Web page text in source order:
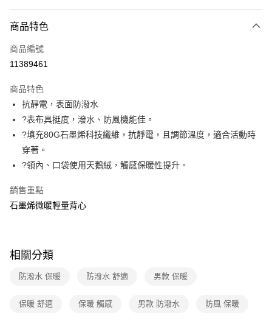
3 期 0 利率 每期
合作金庫商業銀行
上海商業儲蓄銀行
臺灣中小企業銀行
匯豐（台灣）商業銀行
聯邦商業銀行
遠東國際商業銀行
元大商業銀行
永豐商業銀行
玉山商業銀行
台灣樂天信用卡公司
合作金庫商業銀行
上海商業儲蓄銀行
國泰世華商業銀行
匯豐（台灣）商業銀行
聯邦商業銀行
遠東國際商業銀行
元大商業銀行
玉山商業銀行
星展（台灣）商業銀行
台灣樂天信用卡公司
LINE Pay
Apple Pay
悠遊付
Google Pay
全盈+PAY
相關說明
【大哥付你分期使用說明】
成交易。
3.實際核准額度、可分期數及費用金額請依後續交易確認頁面所載為準。
4.訂單成立30分鐘內，如未前往確認交易或遇審核未通過，訂單將自動取
消。如遇「轉專審核」未通過狀況，表示未達大哥付你分期系統評分，恕無
【繳款方式說明】
每筆NT$80，滿NT$790(含以上)免運費
商品特色
商品編號
11389461
商品特色
抗靜電，表面防潑水
?表布具挺度，潑水、防風機能佳。
?填充80G石墨烯科技纖維，抗靜電，且調節溫度，適合活動時
穿著。
?領內、口袋使用天鵝絨，觸感保暖性提升。
銷售重點
石墨烯微暖輕量背心
相關分類
防潑水 保暖 防潑水 舒適 男款 保暖
保暖 舒適 保暖 觸感 男款 防潑水 防風 保暖